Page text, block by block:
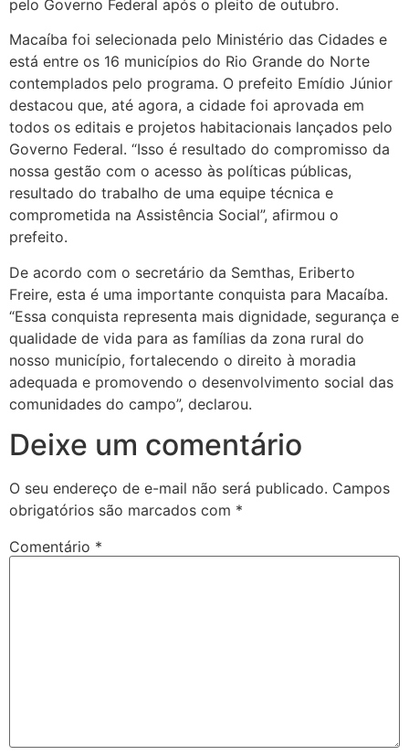
pelo Governo Federal após o pleito de outubro.
Macaíba foi selecionada pelo Ministério das Cidades e
está entre os 16 municípios do Rio Grande do Norte
contemplados pelo programa. O prefeito Emídio Júnior
destacou que, até agora, a cidade foi aprovada em
todos os editais e projetos habitacionais lançados pelo
Governo Federal. “Isso é resultado do compromisso da
nossa gestão com o acesso às políticas públicas,
resultado do trabalho de uma equipe técnica e
comprometida na Assistência Social”, afirmou o
prefeito.
De acordo com o secretário da Semthas, Eriberto
Freire, esta é uma importante conquista para Macaíba.
“Essa conquista representa mais dignidade, segurança e
qualidade de vida para as famílias da zona rural do
nosso município, fortalecendo o direito à moradia
adequada e promovendo o desenvolvimento social das
comunidades do campo”, declarou.
Deixe um comentário
O seu endereço de e-mail não será publicado. Campos
obrigatórios são marcados com *
Comentário *